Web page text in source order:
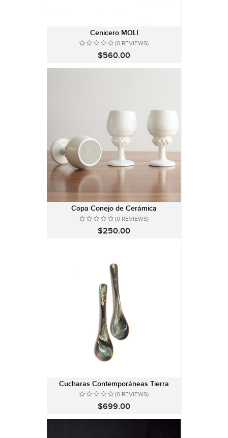
Cenicero MOLI
(0 REVIEWS)
$560.00
Copa Conejo de Cerámica
(0 REVIEWS)
$250.00
Cucharas Contemporáneas Tierra
(0 REVIEWS)
$699.00